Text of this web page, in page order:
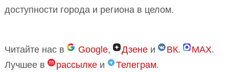
доступности города и региона в целом.
Читайте нас в Google, Дзене и ВК. MAX.
Лучшее в
рассылке и Телеграм.